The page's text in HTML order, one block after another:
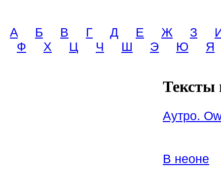
A Б В Г Д Е Ж З
Ф
Х Ц Ч Ш Э Ю Я
Тексты
Аутро.
В неоне